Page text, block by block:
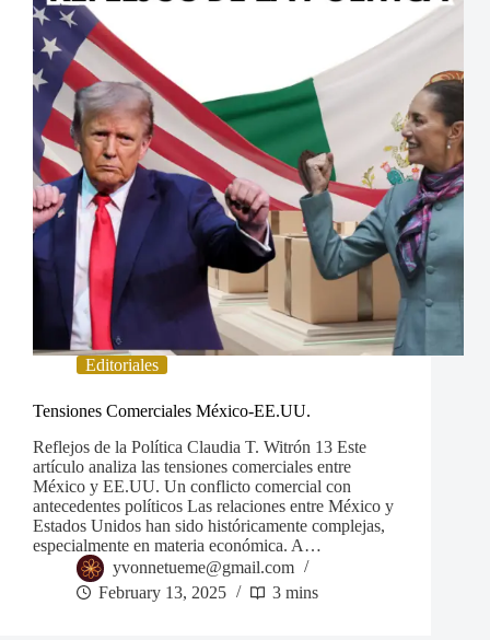
Editoriales
Tensiones Comerciales México-EE.UU.
Reflejos de la Política Claudia T. Witrón 13 Este
artículo analiza las tensiones comerciales entre
México y EE.UU. Un conflicto comercial con
antecedentes políticos Las relaciones entre México y
Estados Unidos han sido históricamente complejas,
especialmente en materia económica. A…
yvonnetueme@gmail.com
February 13, 2025
3 mins